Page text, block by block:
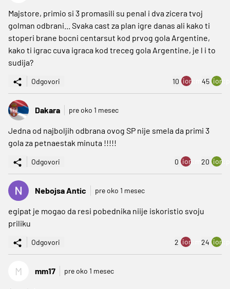
Majstore, primio si 3 promasili su penal i dva zicera tvoj
golman odbrani... Svaka cast za plan igre danas ali kako ti
stoperi brane bocni centarsut kod prvog gola Argentine,
kako ti igrac cuva igraca kod treceg gola Argentine, je l i to
sudija?
Odgovori 10 ion:minus
45
Dakara pre oko 1 mesec
Jedna od najboljih odbrana ovog SP nije smela da primi 3
gola za petnaestak minuta !!!!!
Odgovori 0 ion:minus
20
Nebojsa Antic pre oko 1 mesec
egipat je mogao da resi pobednika niije iskoristio svoju
priliku
Odgovori 2 ion:minus
24
M mm17 pre oko 1 mesec